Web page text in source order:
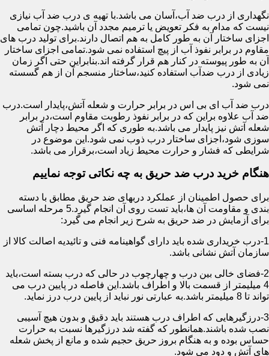
نگهداری از درب ضد آب،آسان می باشد.با تهیه ی درب ضد آب نیازی
نیست که مدام به فکر تعویض یا ترمیم مجدد آن باشید.چون تمامی
اجزای ساختار آن به طور کامل به هم اتصال دارند.برای تولید درب های
مقاوم در برابر نفوذ آب از پیچ استفاده نمی شود.تمامی اجزای ساختار
آن به طور پیوسته در کنار هم قرار گرفته اند.بنابراین حتی اگر زمان
زیادی از درب ضدآب استفاده کنید،ساختار منسجم آن از هم گسسته
نمی شود.
درب ضد آب ای بی اس در برابر حرارت و شعله آتش،پایدار است.درب
ضد آب علاوه براین که در برابر نفوذ رطوبت مقاوم است،در برابر
شعله آتش نیز پایدار می باشد.به طوری که اگر محیط دچار آتش
سوزی شود،اجزای ساختار درب ذوب نمی شود.این موضوع در
شرایطی که فشار و حرارت محیط زیاد است،برقرار می باشد.
هنگام خرید درب ضد حریق به چه نکاتی توجه نماییم
برای حصول اطمینان از عملکرد دربهای ضد حریق مطابق با دسته
بندی و مقاومت آن ها،باید تست روی آن انجام گیرد.5 مرحله اساسی
برای آزمایش در ضد حریق به شرح زیر انجام می گیرد:
1-درب خریداری شده باید دارای گواهینامه فنی و تائیدیه اصالت کالا از
سازمان آتش نشانی باشد.
2-فضای خالی بین درب و چهارچوب در حالی که درب بسته است،باید
4 میلیمتر از قسمت بالا و اطراف باشد.این فاصله در پایین درب می
تواند تا 8 میلیمتر باشد.به عبارتی نور نباید از پایین درب درز نماید.
3-درزگیرهایی که اطراف درب هستند باید دقیق و بدون هیچ آسیبی
نصب شده باشند.همانطور که گفته شد درزگیرها نسبت به حرارت
حساس بوده و به هنگام بروز حریق حجیم شده و مانع از پخش شعله
های آتش و دود می شود.